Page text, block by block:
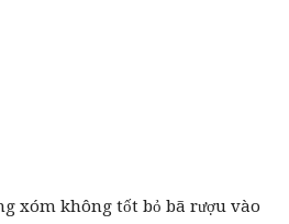
xóm không tốt bỏ bã rượu vào